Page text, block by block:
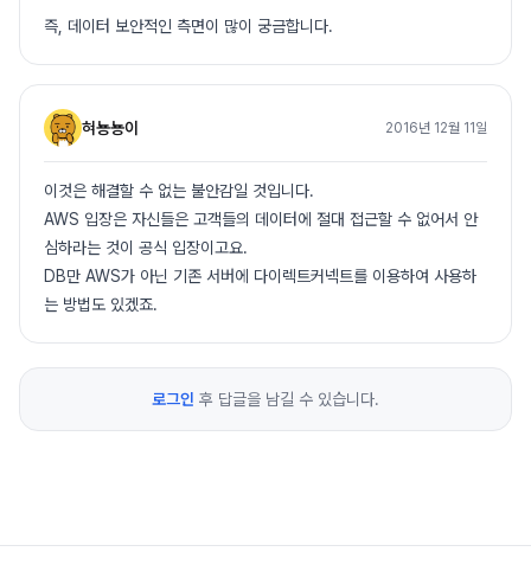
즉, 데이터 보안적인 측면이 많이 궁금합니다.
혀뇽뇽이 2016년 12월 11일
이것은 해결할 수 없는 불안감일 것입니다.
AWS 입장은 자신들은 고객들의 데이터에 절대 접근할 수 없어서 안
심하라는 것이 공식 입장이고요.
DB만 AWS가 아닌 기존 서버에 다이렉트커넥트를 이용하여 사용하
는 방법도 있겠죠.
로그인 후 답글을 남길 수 있습니다.